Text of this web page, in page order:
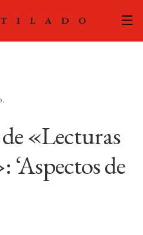
hijo
el
hijo
EDITORIAL
«Lecturas
‘Aspectos de